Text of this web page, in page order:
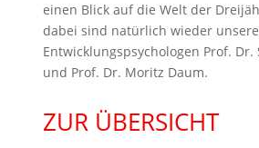
einen Blick auf die Welt der
dabei sind natürlich wieder unsere
Entwicklungspsychologen Prof. Dr.
und Prof. Dr. Moritz Daum.
ZUR ÜBERSICHT